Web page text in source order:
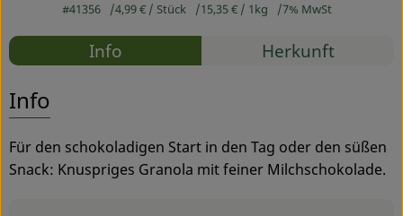
Service#41356 4,99 € / Stück 15,35 € / 1kg 7% MwSt
Rezepte
Info Herkunft
Info
Für den schokoladigen Start in den Tag oder den süßen
Snack: Knuspriges Granola mit feiner Milchschokolade.